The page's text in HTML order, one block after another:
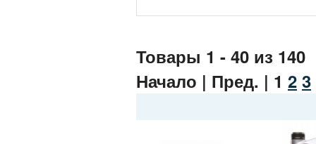
Товары 1 - 40 из 140
Начало | Пред. | 1 2 3